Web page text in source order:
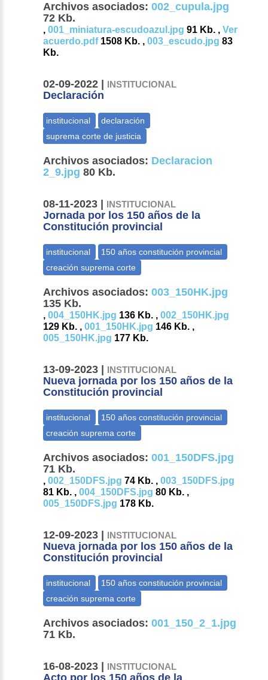
Archivos asociados: 002_cupula.jpg
72 Kb.
,001_miniatura-escudoazul.jpg 91 Kb. ,Ver
acuerdo.pdf1508 Kb. ,003_escudo.jpg 83
Kb.
02-09-2022 | INSTITUCIONAL
Declaración
Archivos asociados: Declaracion
2_9.jpg 80 Kb.
08-11-2023 | INSTITUCIONAL
Jornada por los 150 años de la
Constitución provincial
Archivos asociados: 003_150HK.jpg
135 Kb.
,004_150HK.jpg 136 Kb. ,002_150HK.jpg
129 Kb. ,001_150HK.jpg 146 Kb. ,
005_150HK.jpg 177 Kb.
13-09-2023 | INSTITUCIONAL
Nueva jornada por los 150 años de la
Constitución provincial
Archivos asociados: 001_150DFS.jpg
71 Kb.
,002_150DFS.jpg 74 Kb. ,003_150DFS.jpg
81 Kb. ,004_150DFS.jpg 80 Kb. ,
005_150DFS.jpg 178 Kb.
12-09-2023 | INSTITUCIONAL
Nueva jornada por los 150 años de la
Constitución provincial
Archivos asociados: 001_150_2_1.jpg
71 Kb.
16-08-2023 | INSTITUCIONAL